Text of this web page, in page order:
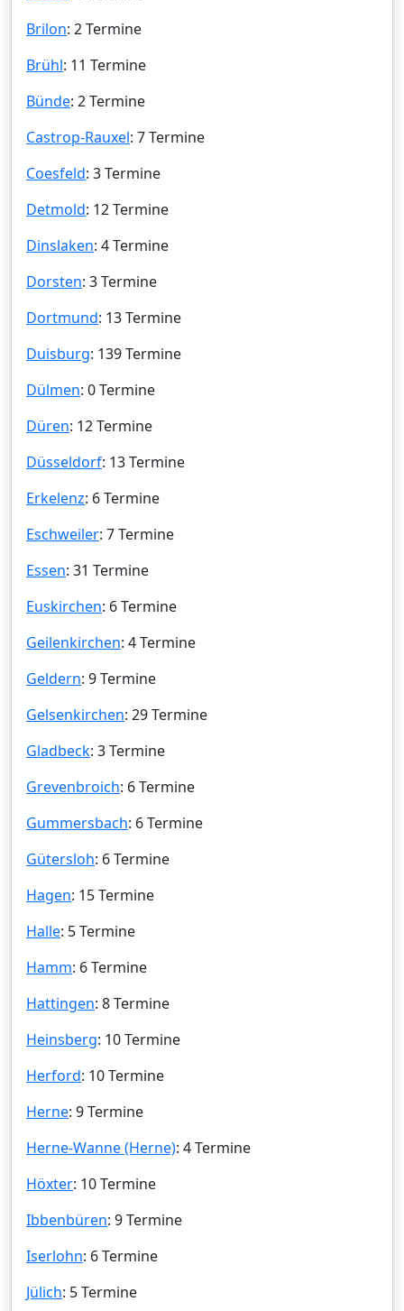
Brilon: 2 Termine
Brühl: 11 Termine
Bünde: 2 Termine
Castrop-Rauxel: 7 Termine
Coesfeld: 3 Termine
Detmold: 12 Termine
Dinslaken: 4 Termine
Dorsten: 3 Termine
Dortmund: 13 Termine
Duisburg: 139 Termine
Dülmen: 0 Termine
Düren: 12 Termine
Düsseldorf: 13 Termine
Erkelenz: 6 Termine
Eschweiler: 7 Termine
Essen: 31 Termine
Euskirchen: 6 Termine
Geilenkirchen: 4 Termine
Geldern: 9 Termine
Gelsenkirchen: 29 Termine
Gladbeck: 3 Termine
Grevenbroich: 6 Termine
Gummersbach: 6 Termine
Gütersloh: 6 Termine
Hagen: 15 Termine
Halle: 5 Termine
Hamm: 6 Termine
Hattingen: 8 Termine
Heinsberg: 10 Termine
Herford: 10 Termine
Herne: 9 Termine
Herne-Wanne (Herne): 4 Termine
Höxter: 10 Termine
Ibbenbüren: 9 Termine
Iserlohn: 6 Termine
Jülich: 5 Termine